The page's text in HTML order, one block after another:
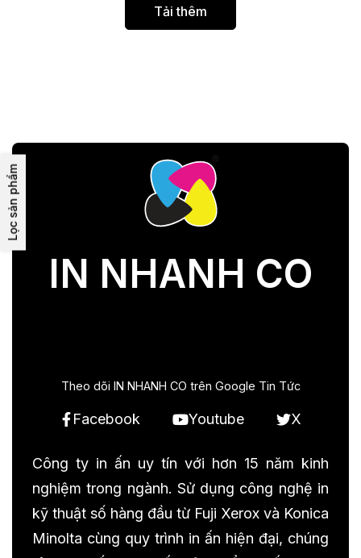
Lọc sản phẩm
Tải thêm
IN NHANH CO
Theo dõi IN NHANH CO trên Google Tin Tức
Facebook Youtube X
Công ty in ấn uy tín với hơn 15 năm kinh
nghiệm trong ngành. Sử dụng công nghệ in
kỹ thuật số hàng đầu từ Fuji Xerox và Konica
Minolta cùng quy trình in ấn hiện đại, chúng